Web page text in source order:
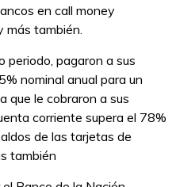
en call money
también.
periodo, pagaron a sus
nominal anual para un
que le cobraron a sus
corriente supera el 78%
de las tarjetas de
también